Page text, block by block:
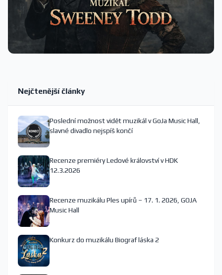
Nejčtenější články
Poslední možnost vidět muzikál v GoJa Music Hall,
slavné divadlo nejspíš končí
Recenze premiéry Ledové království v HDK
12.3.2026
Recenze muzikálu Ples upírů – 17. 1. 2026, GOJA
Music Hall
Konkurz do muzikálu Biograf láska 2